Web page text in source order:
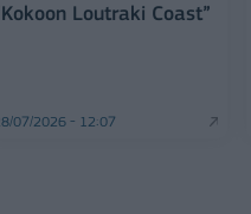
Loutraki Coast”
07/2026 - 12:07